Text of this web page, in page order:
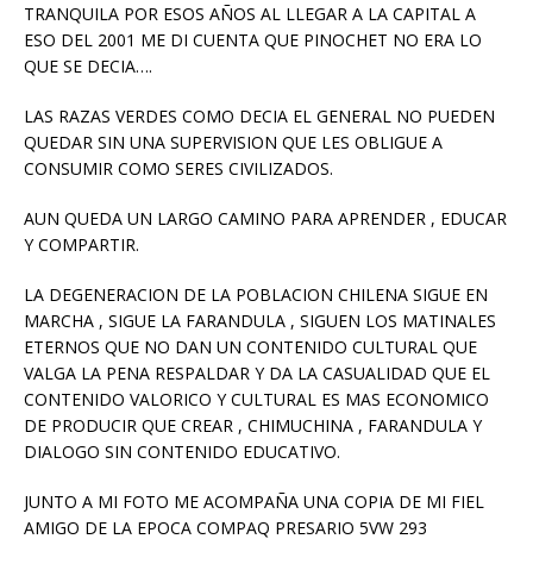
TRANQUILA POR ESOS AÑOS AL LLEGAR A LA CAPITAL A
ESO DEL 2001 ME DI CUENTA QUE PINOCHET NO ERA LO
QUE SE DECIA….
LAS RAZAS VERDES COMO DECIA EL GENERAL NO PUEDEN
QUEDAR SIN UNA SUPERVISION QUE LES OBLIGUE A
CONSUMIR COMO SERES CIVILIZADOS.
AUN QUEDA UN LARGO CAMINO PARA APRENDER , EDUCAR
Y COMPARTIR.
LA DEGENERACION DE LA POBLACION CHILENA SIGUE EN
MARCHA , SIGUE LA FARANDULA , SIGUEN LOS MATINALES
ETERNOS QUE NO DAN UN CONTENIDO CULTURAL QUE
VALGA LA PENA RESPALDAR Y DA LA CASUALIDAD QUE EL
CONTENIDO VALORICO Y CULTURAL ES MAS ECONOMICO
DE PRODUCIR QUE CREAR , CHIMUCHINA , FARANDULA Y
DIALOGO SIN CONTENIDO EDUCATIVO.
JUNTO A MI FOTO ME ACOMPAÑA UNA COPIA DE MI FIEL
AMIGO DE LA EPOCA COMPAQ PRESARIO 5VW 293